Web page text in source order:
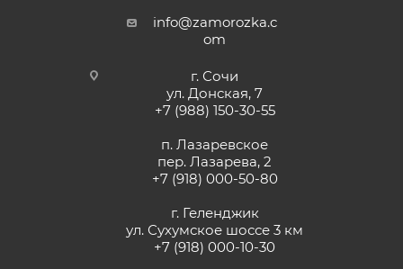
info@zamorozka.c
om
г. Сочи
ул. Донская, 7
+7 (988) 150-30-55
п. Лазаревское
пер. Лазарева, 2
+7 (918) 000-50-80
г. Геленджик
ул. Сухумское шоссе 3 км
+7 (918) 000-10-30